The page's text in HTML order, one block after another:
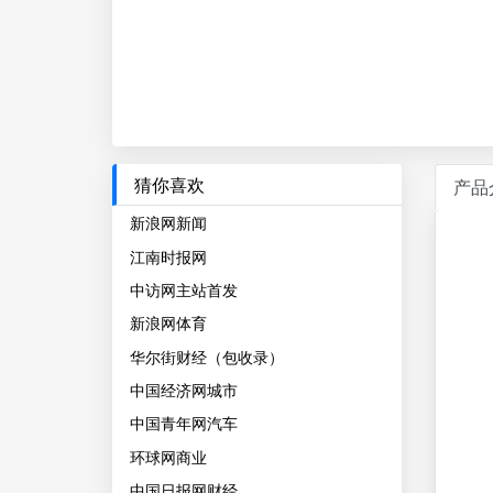
猜你喜欢
新浪网新闻
江南时报网
中访网主站首发
新浪网体育
华尔街财经（包收录）
中国经济网城市
中国青年网汽车
环球网商业
产